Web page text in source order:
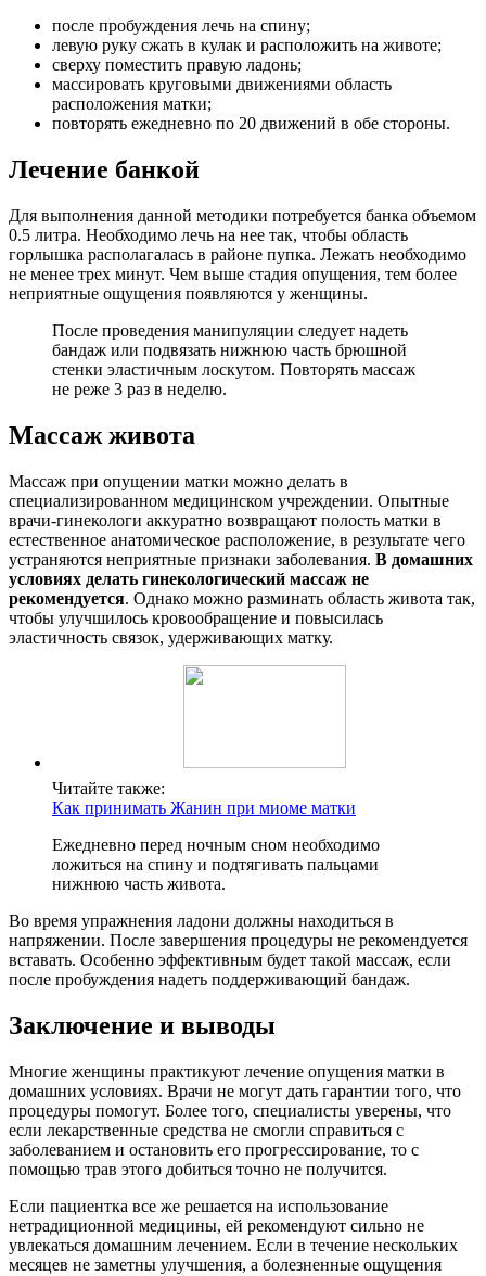
после пробуждения лечь на спину;
левую руку сжать в кулак и расположить на животе;
сверху поместить правую ладонь;
массировать круговыми движениями область
расположения матки;
повторять ежедневно по 20 движений в обе стороны.
Лечение банкой
Для выполнения данной методики потребуется банка объемом
0.5 литра. Необходимо лечь на нее так, чтобы область
горлышка располагалась в районе пупка. Лежать необходимо
не менее трех минут. Чем выше стадия опущения, тем более
неприятные ощущения появляются у женщины.
После проведения манипуляции следует надеть
бандаж или подвязать нижнюю часть брюшной
стенки эластичным лоскутом. Повторять массаж
не реже 3 раз в неделю.
Массаж живота
Массаж при опущении матки можно делать в
специализированном медицинском учреждении. Опытные
врачи-гинекологи аккуратно возвращают полость матки в
естественное анатомическое расположение, в результате чего
устраняются неприятные признаки заболевания. В домашних
условиях делать гинекологический массаж не
рекомендуется. Однако можно разминать область живота так,
чтобы улучшилось кровообращение и повысилась
эластичность связок, удерживающих матку.
Читайте также:
Как принимать Жанин при миоме матки
Ежедневно перед ночным сном необходимо
ложиться на спину и подтягивать пальцами
нижнюю часть живота.
Во время упражнения ладони должны находиться в
напряжении. После завершения процедуры не рекомендуется
вставать. Особенно эффективным будет такой массаж, если
после пробуждения надеть поддерживающий бандаж.
Заключение и выводы
Многие женщины практикуют лечение опущения матки в
домашних условиях. Врачи не могут дать гарантии того, что
процедуры помогут. Более того, специалисты уверены, что
если лекарственные средства не смогли справиться с
заболеванием и остановить его прогрессирование, то с
помощью трав этого добиться точно не получится.
Если пациентка все же решается на использование
нетрадиционной медицины, ей рекомендуют сильно не
увлекаться домашним лечением. Если в течение нескольких
месяцев не заметны улучшения, а болезненные ощущения